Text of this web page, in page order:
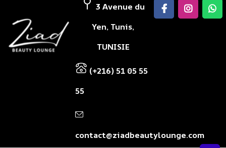
3 Avenue du
Yen, Tunis,
TUNISIE
(+216) 51 05 55
55
contact@ziadbeautylounge.com